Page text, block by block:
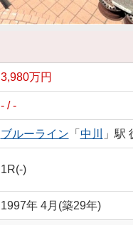
3,980万円
- / -
ブルーライン 「 中川 」駅
1R(-)
1997年 4月(築29年)